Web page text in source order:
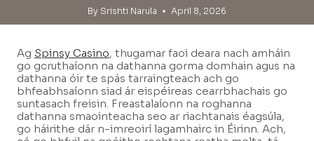
By Srishti Narula April 8, 2026
Ag Spinsy Casino, thugamar faoi deara nach amháin
go gcruthaíonn na dathanna gorma domhain agus na
dathanna óir te spás tarraingteach ach go
bhfeabhsaíonn siad ár eispéireas cearrbhachais go
suntasach freisin. Freastalaíonn na roghanna
dathanna smaointeacha seo ar riachtanais éagsúla,
go háirithe dár n-imreoirí lagamhairc in Éirinn. Ach,